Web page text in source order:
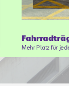
Mehr Platz für